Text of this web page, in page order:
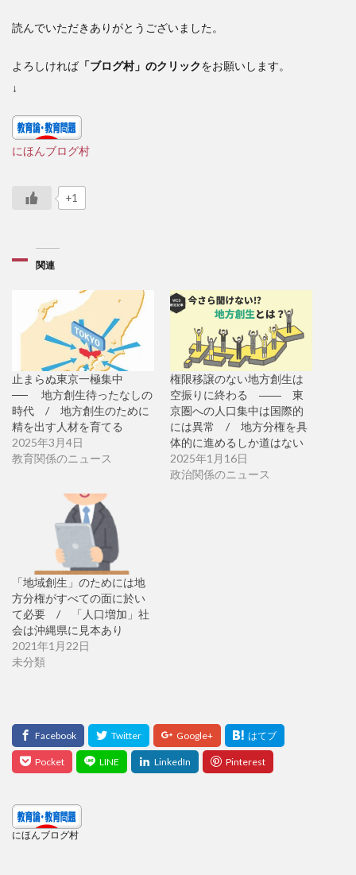
読んでいただきありがとうございました。
よろしければ 「ブログ村」のクリックをお願いします。
↓
にほんブログ村
+1
関連
止まらぬ東京一極集中
── 地方創生待ったなしの
時代 / 地方創生のために
精を出す人材を育てる
2025年3月4日
教育関係のニュース
権限移譲のない地方創生は
空振りに終わる ―― 東
京圏への人口集中は国際的
には異常 / 地方分権を具
体的に進めるしか道はない
2025年1月16日
政治関係のニュース
「地域創生」のためには地
方分権がすべての面に於い
て必要 / 「人口増加」社
会は沖縄県に見本あり
2021年1月22日
未分類
にほんブログ村